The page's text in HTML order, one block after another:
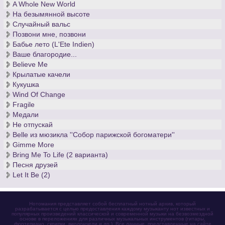
скрипачом мира.
Никколо Паганини писал не только для скрипки, а также для
гитары. Скачать ноты
каприсов для скрипки соло
можете здесь.
A Whole New World
На безымянной высоте
Случайный вальс
Позвони мне, позвони
Бабье лето (L'Ete Indien)
Ваше благородие...
Believe Me
Крылатые качели
Кукушка
Wind Of Change
Fragile
Медали
Не отпускай
Belle из мюзикла ''Собор парижской богоматери''
Gimme More
Bring Me To Life (2 варианта)
Песня друзей
Let It Be (2)
Нотомания представляет собой бесплатный нотный архив, который
разрабатывается с целью предоставления каждому музыканту нот известных и
популярных произведений классической и современной музыки на безвозмездной
основе в переложениях для различных музыкальных инструментов (гитары,
фортепиано, скрипки, виолончели и др.). Все данные, представленные на сайте